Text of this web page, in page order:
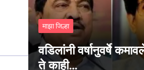
माझा जिल्हा
वडिलांनी वर्षानुवर्षे
ते काही…